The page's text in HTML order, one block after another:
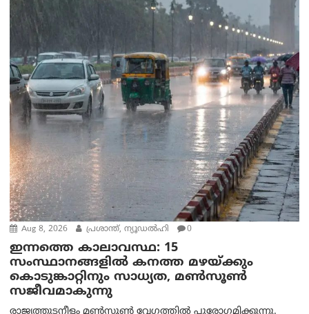
Aug 8, 2026 പ്രശാന്ത്, ന്യൂഡല്‍ഹി 0
ഇന്നത്തെ കാലാവസ്ഥ: 15
സംസ്ഥാനങ്ങളിൽ കനത്ത മഴയ്ക്കും
കൊടുങ്കാറ്റിനും സാധ്യത, മൺസൂൺ
സജീവമാകുന്നു